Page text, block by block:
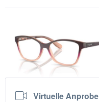
Virtuelle Anprobe